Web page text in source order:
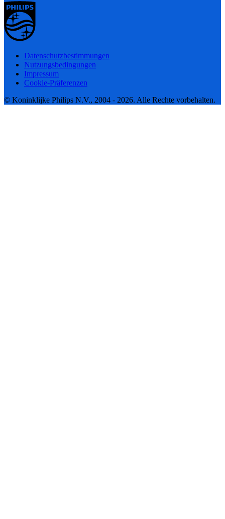
Datenschutzbestimmungen
Nutzungsbedingungen
Impressum
Cookie-Präferenzen
© Koninklijke Philips N.V., 2004 - 2026. Alle Rechte vorbehalten.